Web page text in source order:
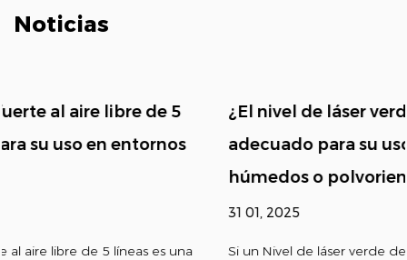
Noticias
¿El nivel de láser verde de doble línea es
adecuado para su uso en ambientes
Si un Nivel de láser verde de dos líneas es adecuado para su